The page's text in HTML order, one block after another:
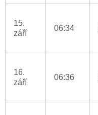
15.
září
06:34
16.
září
06:36